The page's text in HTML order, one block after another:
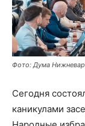
Фото: Дума
Сегодня
каникулами